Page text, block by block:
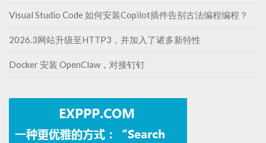
Visual Studio Code 如何安装Copilot插件告别古法编程编程？
2026.3网站升级至HTTP3，并加入了诸多新特性
Docker 安装 OpenClaw，对接钉钉